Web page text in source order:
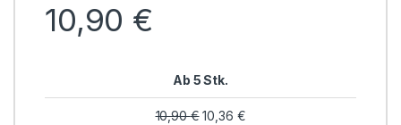
10,90 €
Ab 5 Stk.
10,90€ 10,36 €